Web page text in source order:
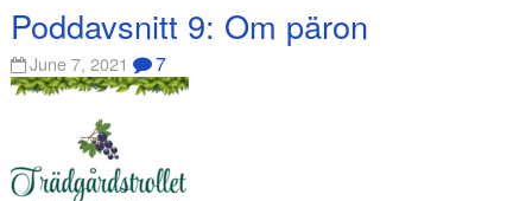
Poddavsnitt 9: Om päron
June 7, 2021 7